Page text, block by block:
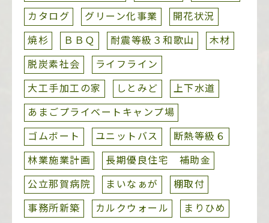
カタログ
グリーン化事業
開花状況
焼杉
ＢＢＱ 耐震等級３和歌山
木材
脱炭素社会
ライフライン
大工手加工の家
しとみど
上下水道
あまごプライベートキャンプ場
ゴムボート
ユニットバス
断熱等級６
林業施業計画
長期優良住宅 補助金
公立那賀病院
まいなぁが
棚取付
事務所新築
カルクウォール
まりひめ